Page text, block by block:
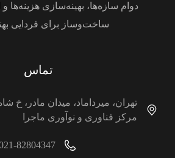
دوام سازه‌ها، بهینه‌سازی
ساخت‌وساز برای فردایی
تماس
تهران، میرداماد، میدان مادر، خ
مرکز فناوری و نوآوری ماجرا
82804347